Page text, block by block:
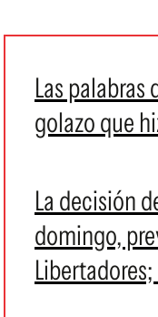
Las
golazo que
La decisión
domingo,